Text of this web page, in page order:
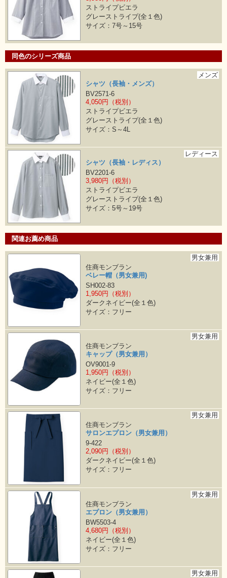
ストライプビエラ
グレーストライプ(全１色)
サイズ：7号～15号
同色のシリーズ商品
メンズ
シャツ（長袖・メンズ）
BV2571-6
4,050円（税別）
ストライプビエラ
グレーストライプ(全１色)
サイズ：S～4L
レディース
シャツ（長袖・レディス）
BV2201-6
3,980円（税別）
ストライプビエラ
グレーストライプ(全１色)
サイズ：5号～19号
関連お薦め商品
男女兼用
住商モンブラン
ベレー帽（男女兼用)
SH002-83
1,950円（税別）
ダークネイビー(全１色)
サイズ：フリー
男女兼用
住商モンブラン
キャップ（男女兼用）
OV9001-9
1,950円（税別）
ネイビー(全１色)
サイズ：フリー
男女兼用
住商モンブラン
サロンエプロン（男女兼用）
9-422
2,090円（税別）
ダークネイビー(全１色)
サイズ：フリー
男女兼用
住商モンブラン
エプロン（男女兼用）
BW5503-4
4,680円（税別）
ネイビー(全１色)
サイズ：フリー
男女兼用